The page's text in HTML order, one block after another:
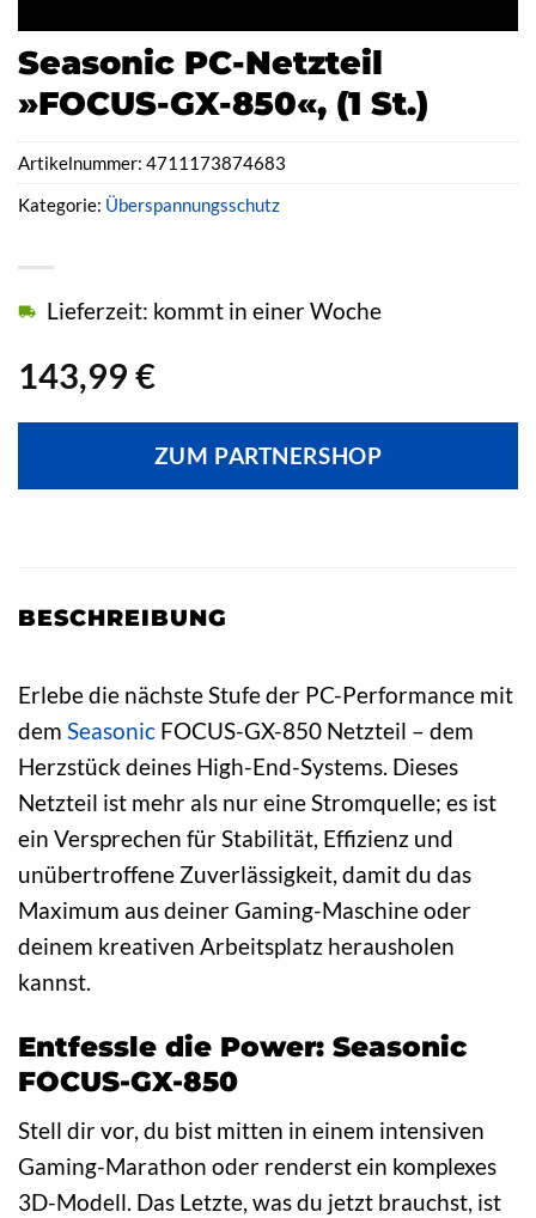
Seasonic PC-Netzteil
»FOCUS-GX-850«, (1 St.)
143,99 €
Lieferzeit: kommt in einer Woche
ZUM PARTNERSHOP
Artikelnummer: 4711173874683
Kategorie: Überspannungsschutz
BESCHREIBUNG
Erlebe die nächste Stufe der PC-Performance mit
dem Seasonic FOCUS-GX-850 Netzteil – dem
Herzstück deines High-End-Systems. Dieses
Netzteil ist mehr als nur eine Stromquelle; es ist
ein Versprechen für Stabilität, Effizienz und
unübertroffene Zuverlässigkeit, damit du das
Maximum aus deiner Gaming-Maschine oder
deinem kreativen Arbeitsplatz herausholen
kannst.
Entfessle die Power: Seasonic
FOCUS-GX-850
Stell dir vor, du bist mitten in einem intensiven
Gaming-Marathon oder renderst ein komplexes
3D-Modell. Das Letzte, was du jetzt brauchst, ist